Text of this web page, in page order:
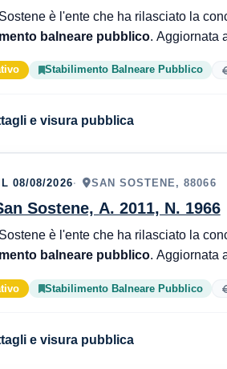
balneare pubblico
Stabilimento Balneare Pubblico
e visura pubblica
08/08/2026 SAN SOSTENE, 88066
Sostene, A. 2011, N. 1966
balneare pubblico
Stabilimento Balneare Pubblico
e visura pubblica